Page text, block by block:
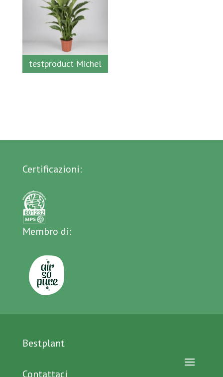
testproduct Michel
Certificazioni:
Membro di:
Bestplant
Contattaci